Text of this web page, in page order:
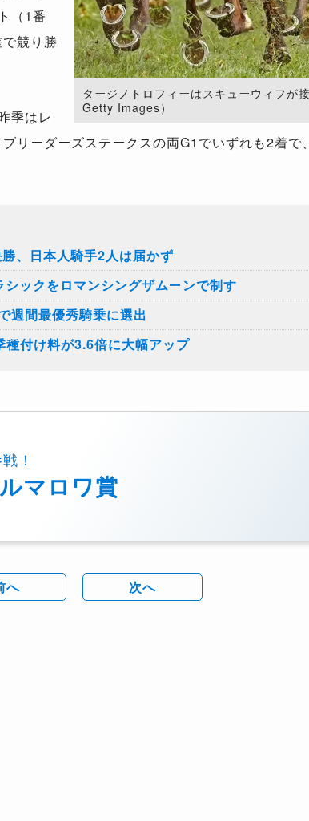
タージノトロフィーはスキューウィフが
Getty Images）
（1番
競り勝
季はレ
リーダーズステークスの両G1でいずれも2着で
、日本人騎手2人は届かず
ックをロマンシングザムーンで制す
週間最優秀騎乗に選出
付け料が3.6倍に大幅アップ
！
マロワ賞
へ 次へ